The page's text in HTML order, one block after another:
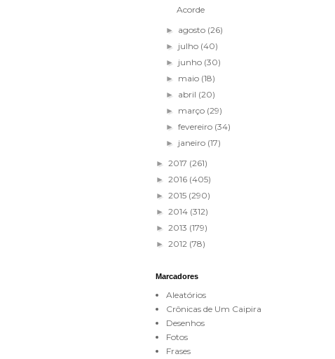
Acorde
► agosto (26)
► julho (40)
► junho (30)
► maio (18)
► abril (20)
► março (29)
►fevereiro (34)
► janeiro (17)
► 2017 (261)
► 2016 (405)
► 2015 (290)
► 2014 (312)
► 2013 (179)
► 2012 (78)
Marcadores
Aleatórios
Crônicas de Um Caipira
Desenhos
Fotos
Frases